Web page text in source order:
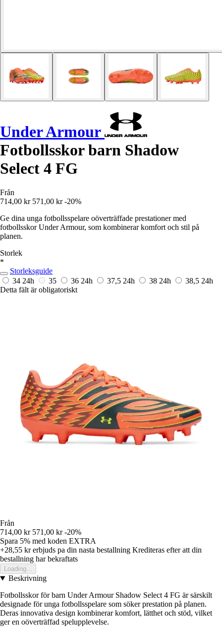
Under Armour
Fotbollsskor barn Shadow
Select 4 FG
Från
714,00 kr 571,00 kr -20%
Ge dina unga fotbollsspelare oöverträffade prestationer med
fotbollsskor Under Armour, som kombinerar komfort och stil på
planen.
Storlek
*
Storleksguide
34 24h 35 36 24h 37,5 24h 38 24h 38,5 24h
Detta fält är obligatoriskt
Från
714,00 kr 571,00 kr -20%
Spara 5% med koden EXTRA
+28,55 krerbjuds pa din nasta bestallning Krediteras efter att din
bestallning har bekraftats
Loading...
Beskrivning
Fotbollsskor för barn Under Armour Shadow Select 4 FG är särskilt
designade för unga fotbollsspelare som söker prestation på planen.
Deras innovativa design kombinerar komfort, lätthet och stöd, vilket
ger en oöverträffad spelupplevelse.